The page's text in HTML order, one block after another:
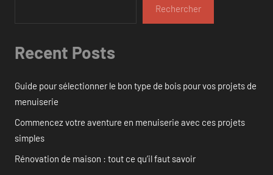
Rechercher
Recent Posts
Guide pour sélectionner le bon type de bois pour vos projets de
menuiserie
Commencez votre aventure en menuiserie avec ces projets
simples
Rénovation de maison : tout ce qu’il faut savoir